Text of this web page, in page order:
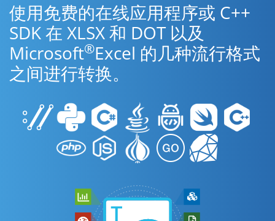
使用免费的在线应用程序或 C++
SDK 在 XLSX 和 DOT 以及
Microsoft®Excel 的几种流行格式
之间进行转换。